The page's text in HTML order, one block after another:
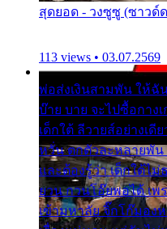
สุดยอด - วงซูซู (ซาวด์
113 views • 03.07.2569
พ่อส่งเงินสามพัน ให้ฉั
บ๊าย บาย จะไปซื้อกาง
เด็กใต้ ลีวายส์อย่างเดี
หวั่น ตกตัวละหลายพัน
และต้องรู้ว่า เด็กใต้ไม่
ยวน กวนโอ๊ยพอได้ เพ
เข้ามหาลัย จิ๊กโก๊มอง